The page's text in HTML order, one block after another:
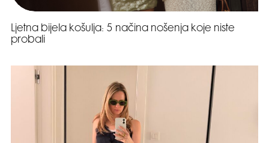
Ljetna bijela košulja: 5 načina nošenja koje niste
probali